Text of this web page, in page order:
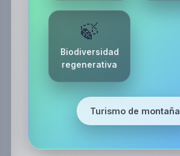
🍃
Biodiversidad
regenerativa
Turismo de montaña